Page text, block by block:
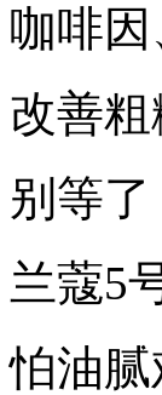
咖啡
改善
别等
兰蔻5
怕油